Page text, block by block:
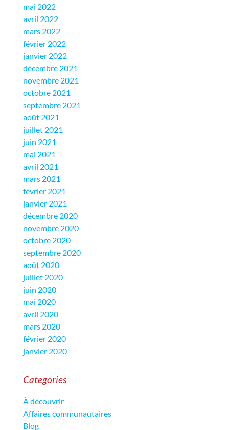
mai 2022
avril 2022
mars 2022
février 2022
janvier 2022
décembre 2021
novembre 2021
octobre 2021
septembre 2021
août 2021
juillet 2021
juin 2021
mai 2021
avril 2021
mars 2021
février 2021
janvier 2021
décembre 2020
novembre 2020
octobre 2020
septembre 2020
août 2020
juillet 2020
juin 2020
mai 2020
avril 2020
mars 2020
février 2020
janvier 2020
Categories
À découvrir
Affaires communautaires
Blog